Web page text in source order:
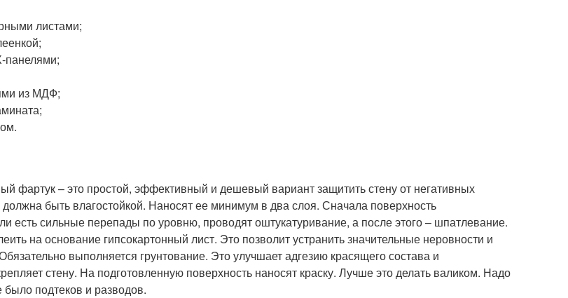
листами;
панелями;
из МДФ;
фартук – это простой, эффективный и дешевый вариант защитить стену от негативных
быть влагостойкой. Наносят ее минимум в два слоя. Сначала поверхность
есть сильные перепады по уровню, проводят оштукатуривание, а после этого – шпатлевание.
на основание гипсокартонный лист. Это позволит устранить значительные неровности и
выполняется грунтование. Это улучшает адгезию красящего состава и
стену. На подготовленную поверхность наносят краску. Лучше это делать валиком. Надо
было подтеков и разводов.